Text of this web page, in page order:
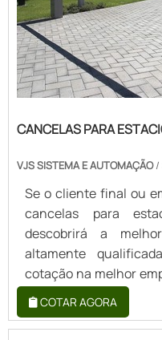
CANCELAS PARA
VJS SISTEMA E AUTOMAÇÃO/
Se o cliente final ou
cancelas para
descobrirá a
altamente
cotação na melhor
achando a maior
área de
cancelas para
COTAR AGORA